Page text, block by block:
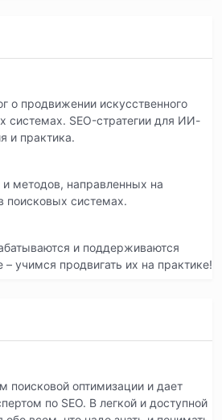
о продвижении искусственного
системах. SEO-стратегии для ИИ-
и практика.
методов, направленных на
поисковых системах.
и поддерживаются
учимся продвигать их на практике!
поисковой оптимизации и дает
по SEO. В легкой и доступной